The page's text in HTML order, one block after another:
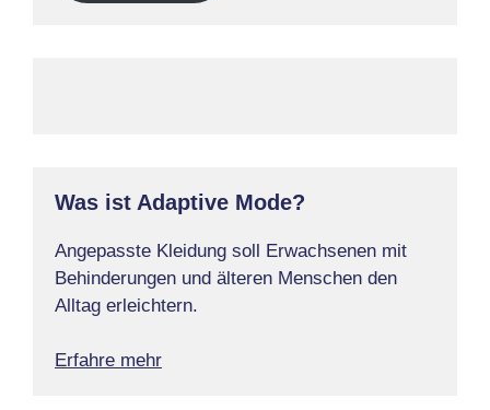
Was ist Adaptive Mode?
Angepasste Kleidung soll Erwachsenen mit
Behinderungen und älteren Menschen den
Alltag erleichtern.
Erfahre mehr